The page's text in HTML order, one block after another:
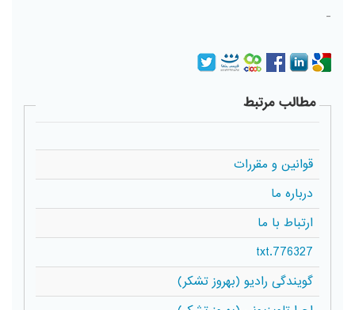
-
مطالب مرتبط
قوانین و مقررات
درباره ما
ارتباط با ما
776327.txt
گویندگی رادیو (بهروز تشکر)